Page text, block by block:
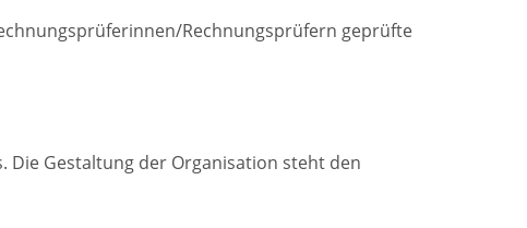
Rechnungsprüfern geprüfte
Die Gestaltung der Organisation steht den